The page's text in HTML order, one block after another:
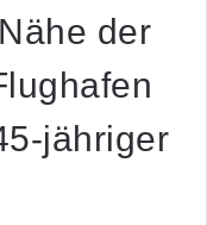
der
jähriger